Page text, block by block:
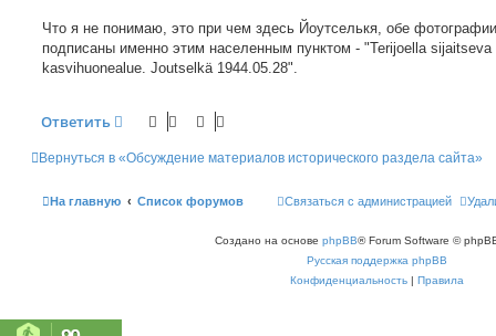
Что я не понимаю, это при чем здесь Йоутселькя, обе фотографии
подписаны именно этим населенным пунктом - "Terijoella sijaitseva
kasvihuonealue. Joutselkä 1944.05.28".
Ответить
Вернуться в «Обсуждение материалов исторического раздела сайта»
На главную Список форумов Связаться с администрацией
Создано на основе phpBB® Forum Software ©
Русская поддержка phpBB
Конфиденциальность | Правила